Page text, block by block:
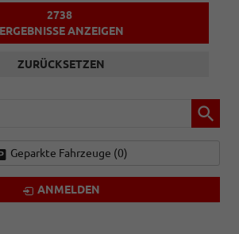
2738
ERGEBNISSE ANZEIGEN
ZURÜCKSETZEN
Geparkte Fahrzeuge (0)
ANMELDEN